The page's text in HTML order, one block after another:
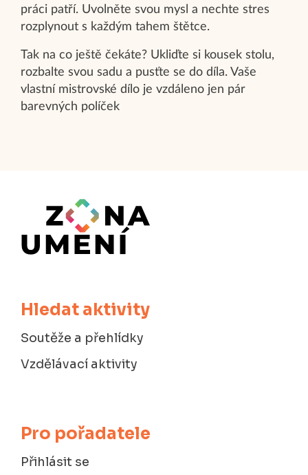
práci patří. Uvolněte svou mysl a nechte stres
rozplynout s každým tahem štětce.
Tak na co ještě čekáte? Ukliďte si kousek stolu,
rozbalte svou sadu a pusťte se do díla. Vaše
vlastní mistrovské dílo je vzdáleno jen pár
barevných políček
Hledat aktivity
Soutěže a přehlídky
Vzdělávací aktivity
Pro pořadatele
Přihlásit se